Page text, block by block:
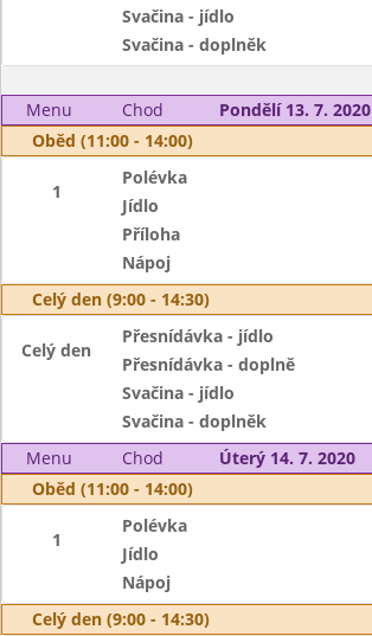
Svačina - jídlo
Svačina - doplněk
Menu Chod
Pondělí 13. 7. 2020
Oběd (11:00 - 14:00)
1
Polévka
Jídlo
Příloha
Nápoj
Celý den (9:00 - 14:30)
Celý den
Přesnídávka - jídlo
Přesnídávka - doplně
Svačina - jídlo
Svačina - doplněk
Menu
Chod
Úterý 14. 7. 2020
Oběd (11:00 - 14:00)
1
Polévka
Jídlo
Nápoj
Celý den (9:00 - 14:30)